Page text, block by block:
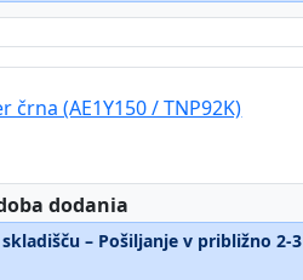
(AE1Y150 / TNP92K)
dodania
– Pošiljanje v približno 2-3